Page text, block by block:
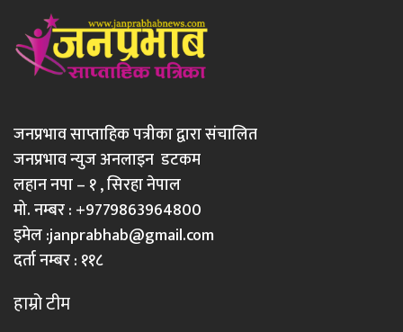
जनप्रभाव साप्ताहिक पत्रीका द्वारा संचालित
जनप्रभाव न्युज अनलाइन डटकम
लहान नपा – १ , सिरहा नेपाल
मो. नम्बर : +9779863964800
इमेल :janprabhab@gmail.com
दर्ता नम्बर : ११८
हाम्रो टीम